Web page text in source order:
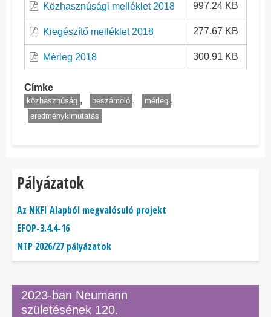
Közhasznúsági melléklet 2018 997.24 KB
Kiegészítő melléklet 2018 277.67 KB
Mérleg 2018 300.91 KB
Címke
közhasznúság beszámoló
mérleg
eredménykimutatás
Pályázatok
Az NKFI Alapból megvalósuló projekt
EFOP-3.4.4-16
NTP 2026/27 pályázatok
2023-ban Neumann
születésének 120.